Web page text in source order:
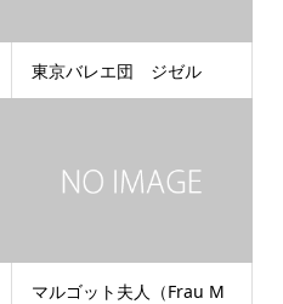
東京バレエ団 ジゼル
マルゴット夫人（Frau M